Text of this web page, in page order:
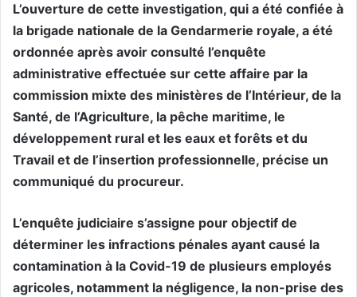
L’ouverture de cette investigation, qui a été confiée à
la brigade nationale de la Gendarmerie royale, a été
ordonnée après avoir consulté l’enquête
administrative effectuée sur cette affaire par la
commission mixte des ministères de l’Intérieur, de la
Santé, de l’Agriculture, la pêche maritime, le
développement rural et les eaux et forêts et du
Travail et de l’insertion professionnelle, précise un
communiqué du procureur.
L’enquête judiciaire s’assigne pour objectif de
déterminer les infractions pénales ayant causé la
contamination à la Covid-19 de plusieurs employés
agricoles, notamment la négligence, la non-prise des